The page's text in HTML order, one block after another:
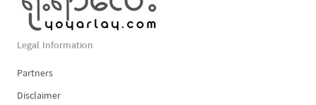
Legal Information
Partners
Disclaimer